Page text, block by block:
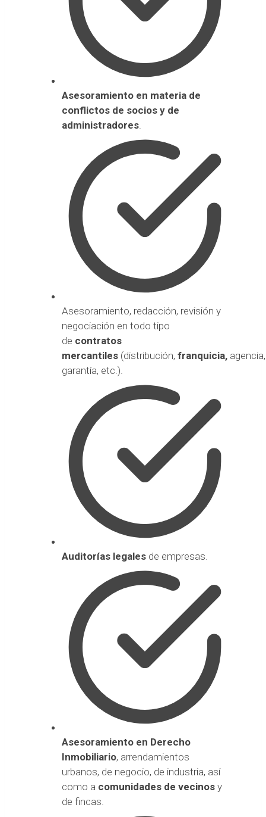
Asesoramiento en materia de
conflictos de socios y de
administradores.
Asesoramiento, redacción, revisión y
negociación en todo tipo
de contratos
mercantiles (distribución, franquicia,
garantía, etc.).
Auditorías legales de empresas.
Asesoramiento en Derecho
Inmobiliario, arrendamientos
urbanos, de negocio, de industria, así
como a comunidades de vecinos y
de fincas.